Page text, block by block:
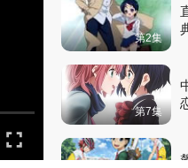
第2集
第7集